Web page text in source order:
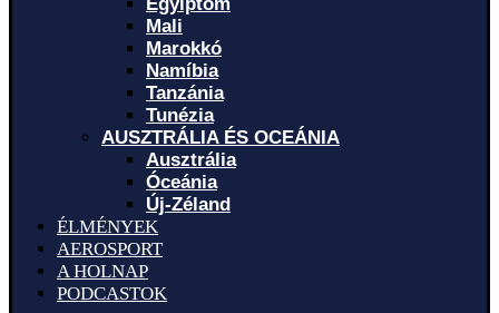
Mali
Marokkó
Namíbia
Tanzánia
Tunézia
AUSZTRÁLIA ÉS OCEÁNIA
Ausztrália
Óceánia
Új-Zéland
ÉLMÉNYEK
AEROSPORT
A HOLNAP
PODCASTOK